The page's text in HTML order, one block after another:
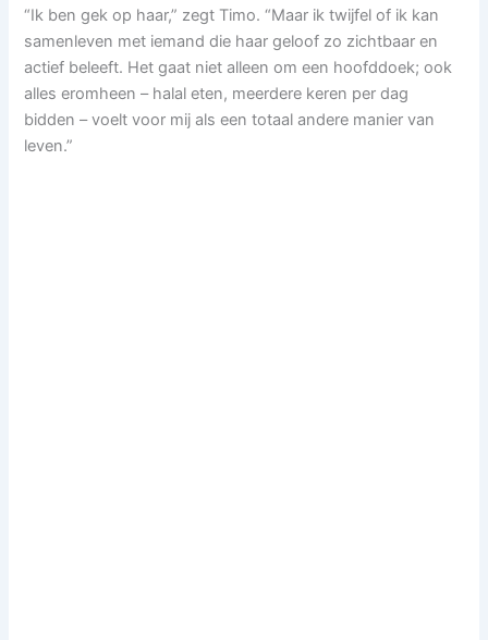
“Ik ben gek op haar,” zegt Timo. “Maar ik twijfel of ik kan
samenleven met iemand die haar geloof zo zichtbaar en
actief beleeft. Het gaat niet alleen om een hoofddoek; ook
alles eromheen – halal eten, meerdere keren per dag
bidden – voelt voor mij als een totaal andere manier van
leven.”